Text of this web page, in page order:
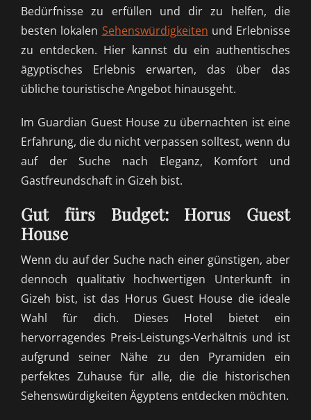
Bedürfnisse zu erfüllen und dir zu helfen, die
besten lokalen Sehenswürdigkeiten und Erlebnisse
zu entdecken. Hier kannst du ein authentisches
ägyptisches Erlebnis erwarten, das über das
übliche touristische Angebot hinausgeht.
Im Guardian Guest House zu übernachten ist eine
Erfahrung, die du nicht verpassen solltest, wenn du
auf der Suche nach Eleganz, Komfort und
Gastfreundschaft in Gizeh bist.
Gut fürs Budget: Horus Guest
House
Wenn du auf der Suche nach einer günstigen, aber
dennoch qualitativ hochwertigen Unterkunft in
Gizeh bist, ist das Horus Guest House die ideale
Wahl für dich. Dieses Hotel bietet ein
hervorragendes Preis-Leistungs-Verhältnis und ist
aufgrund seiner Nähe zu den Pyramiden ein
perfektes Zuhause für alle, die die historischen
Sehenswürdigkeiten Ägyptens entdecken möchten.